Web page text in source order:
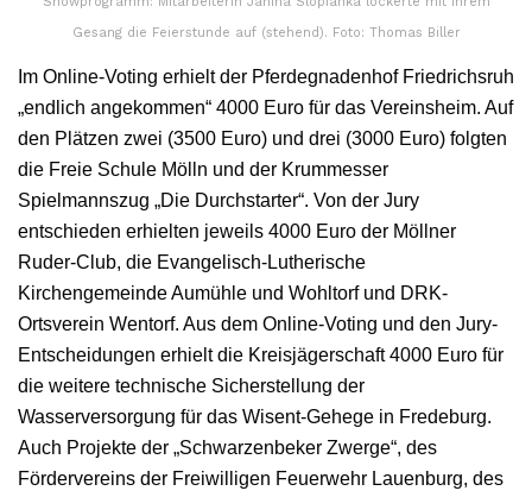
Gesang die Feierstunde auf (stehend). Foto: Thomas Biller
Im Online-Voting erhielt der Pferdegnadenhof Friedrichsruh
„endlich angekommen“ 4000 Euro für das Vereinsheim. Auf
den Plätzen zwei (3500 Euro) und drei (3000 Euro) folgten
die Freie Schule Mölln und der Krummesser
Spielmannszug „Die Durchstarter“. Von der Jury
entschieden erhielten jeweils 4000 Euro der Möllner
Ruder-Club, die Evangelisch-Lutherische
Kirchengemeinde Aumühle und Wohltorf und DRK-
Ortsverein Wentorf. Aus dem Online-Voting und den Jury-
Entscheidungen erhielt die Kreisjägerschaft 4000 Euro für
die weitere technische Sicherstellung der
Wasserversorgung für das Wisent-Gehege in Fredeburg.
Auch Projekte der „Schwarzenbeker Zwerge“, des
Fördervereins der Freiwilligen Feuerwehr Lauenburg, des